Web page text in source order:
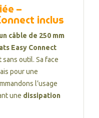
–
inclus
câble de 250 mm
Easy Connect
outil. Sa face
pour une
l’usage
une dissipation